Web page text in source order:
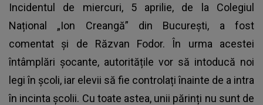
Incidentul de miercuri, 5 aprilie, de la Colegiul
Național „Ion Creangă” din București, a fost
comentat și de Răzvan Fodor. În urma acestei
întâmplări șocante, autoritățile vor să intoducă noi
legi în școli, iar elevii să fie controlați înainte de a intra
în incinta școlii. Cu toate astea, unii părinți nu sunt de